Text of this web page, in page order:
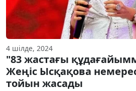
4 шілде, 2024
"83 жастағы
Жеңіс Ысқақова
тойын жасады